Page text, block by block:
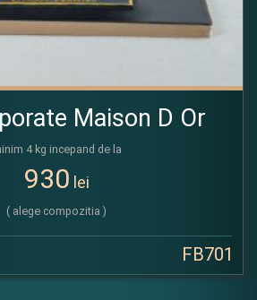
Maison D Or
4 kg incepand de la
930 lei
( alege compozitia )
FB701